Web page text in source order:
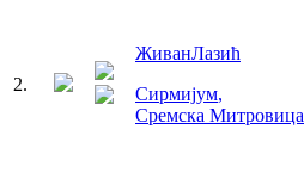
2.
ЖиванЛазић
Сирмијум,
Сремска Митровица